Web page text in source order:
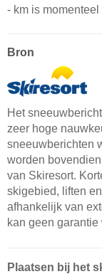
- km is momenteel
Bron
Het
zeer hoge
sneeuwberichten
worden
van Skiresort.
skigebied, liften
afhankelijk van
kan geen
Plaatsen bij het